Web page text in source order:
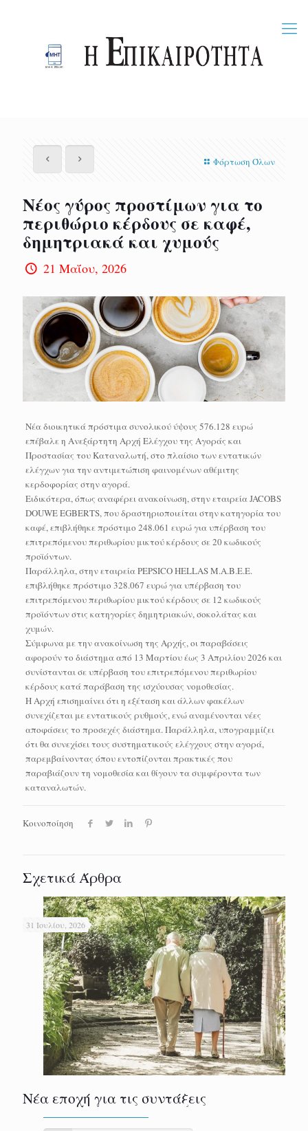
Φόρτωση Όλων
Νέος γύρος προστίμων για το
περιθώριο κέρδους σε καφέ,
δημητριακά και χυμούς
21 Μαΐου, 2026
Νέα διοικητικά πρόστιμα συνολικού ύψους 576.128 ευρώ
επέβαλε η Ανεξάρτητη Αρχή Ελέγχου της Αγοράς και
Προστασίας του Καταναλωτή, στο πλαίσιο των εντατικών
ελέγχων για την αντιμετώπιση φαινομένων αθέμιτης
κερδοφορίας στην αγορά.
Ειδικότερα, όπως αναφέρει ανακοίνωση, στην εταιρεία JACOBS
DOUWE EGBERTS, που δραστηριοποιείται στην κατηγορία του
καφέ, επιβλήθηκε πρόστιμο 248.061 ευρώ για υπέρβαση του
επιτρεπόμενου περιθωρίου μικτού κέρδους σε 20 κωδικούς
προϊόντων.
Παράλληλα, στην εταιρεία PEPSICO HELLAS Μ.Α.Β.Ε.Ε.
επιβλήθηκε πρόστιμο 328.067 ευρώ για υπέρβαση του
επιτρεπόμενου περιθωρίου μικτού κέρδους σε 12 κωδικούς
προϊόντων στις κατηγορίες δημητριακών, σοκολάτας και
χυμών.
Σύμφωνα με την ανακοίνωση της Αρχής, οι παραβάσεις
αφορούν το διάστημα από 13 Μαρτίου έως 3 Απριλίου 2026 και
συνίστανται σε υπέρβαση του επιτρεπόμενου περιθωρίου
κέρδους κατά παράβαση της ισχύουσας νομοθεσίας.
Η Αρχή επισημαίνει ότι η εξέταση και άλλων φακέλων
συνεχίζεται με εντατικούς ρυθμούς, ενώ αναμένονται νέες
αποφάσεις το προσεχές διάστημα. Παράλληλα, υπογραμμίζει
ότι θα συνεχίσει τους συστηματικούς ελέγχους στην αγορά,
παρεμβαίνοντας όπου εντοπίζονται πρακτικές που
παραβιάζουν τη νομοθεσία και θίγουν τα συμφέροντα των
καταναλωτών.
Κοινοποίηση
Σχετικά Άρθρα
31 Ιουλίου, 2026
Νέα εποχή για τις συντάξεις